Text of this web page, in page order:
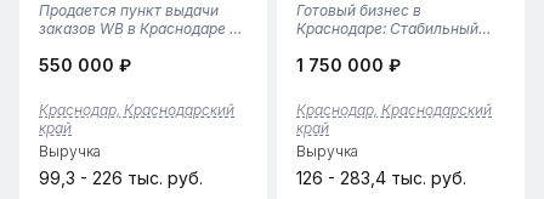
Продается пункт выдачи
заказов WB в Краснодаре —
бизнесаРасположен в
города Краснодар. Общая
площадь — 55,6 кв.м.
Обслуживание
осуществляется двумя
сотр...
550 000 ₽
Краснодар, Краснодарский
край
Выручка
99,3 - 226 тыс. руб.
Готовый бизнес в
Краснодаре: Стабильный
Работает с ноября 2024
приобретению полностью
отлаженный и
перспективный пункт
выдачи заказов Wildberries в
Краснодар...
1 750 000 ₽
Краснодар, Краснодарский
край
Выручка
126 - 283,4 тыс. руб.